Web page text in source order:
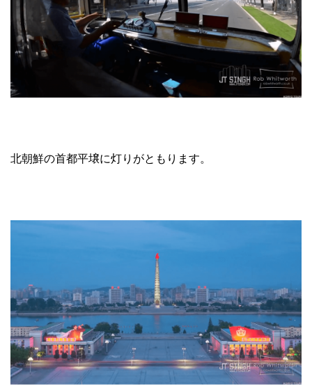
北朝鮮の首都平壌に灯りがともります。